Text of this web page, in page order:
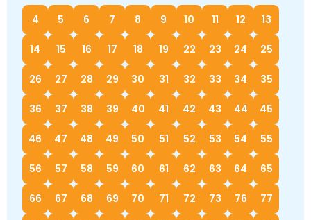
4 5 6 7 8 9 10 11 12 13
14 15 16 17 18 19 22 23 24 25
26 27 28 29 30 31 32 33 34 35
36 37 38 39 40 41 42 43 44 45
46 47 48 49 50 51 52 53 54 55
56 57 58 59 60 61 62 63 64 65
66 67 68 69 70 71 72 73 76 77